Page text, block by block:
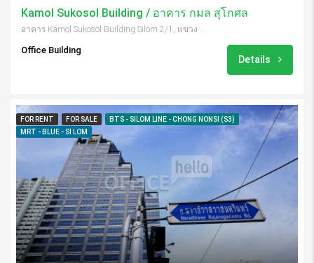
Kamol Sukosol Building / อาคาร กมล สุโกศล
อาคาร Kamol Sukosol Building Silom 2/1, แขวง สีลม เขต บางรัก Bangkok 10500, Thailand
Office Building
Details
FOR RENT FOR SALE
BTS - SILOM LINE - CHONG NONSI (S3)
MRT - BLUE - SI LOM